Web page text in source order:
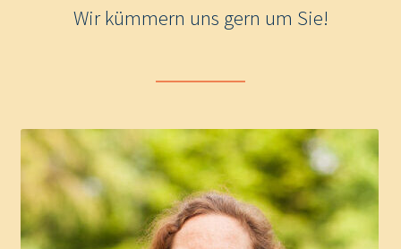
Wir kümmern uns gern um Sie!